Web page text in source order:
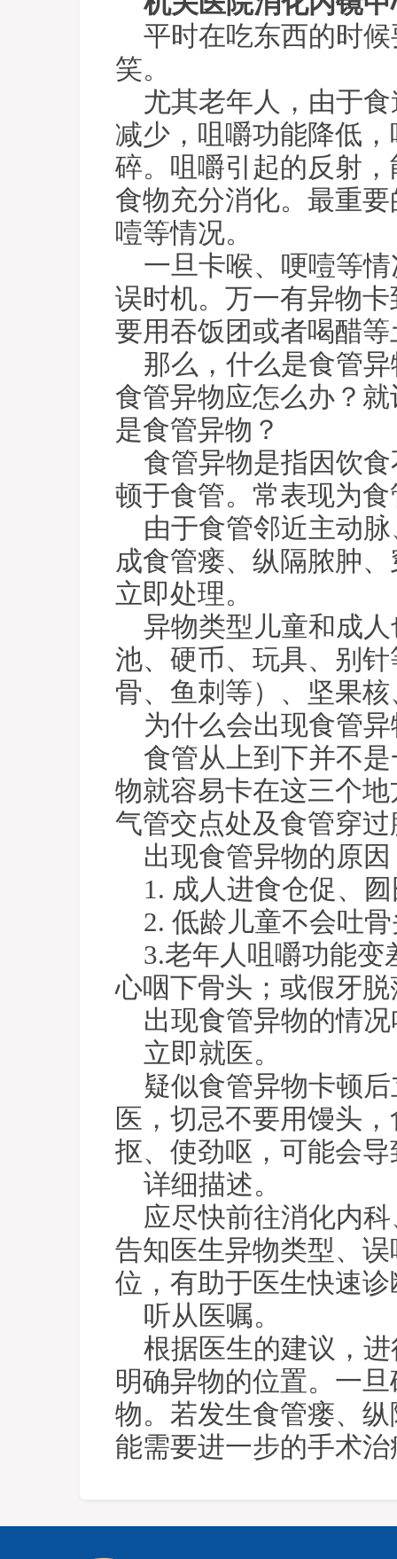
平时在吃东西的时
笑。
尤其老年人，由于
减少，咀嚼功能降低
碎。咀嚼引起的反射
食物充分消化。最重
噎等情况。
一旦卡喉、哽噎等
误时机。万一有异物
要用吞饭团或者喝醋
那么，什么是食管
食管异物应怎么办？
是食管异物？
食管异物是指因饮
顿于食管。常表现为
由于食管邻近主动
成食管瘘、纵隔脓肿
立即处理。
异物类型儿童和成
池、硬币、玩具、别
骨、鱼刺等）、坚果
为什么会出现食管
食管从上到下并不
物就容易卡在这三个
气管交点处及食管穿
出现食管异物的原因
1. 成人进食仓促、
2. 低龄儿童不会吐
3.老年人咀嚼功能
心咽下骨头；或假牙
出现食管异物的情
立即就医。
疑似食管异物卡顿
医，切忌不要用馒头
抠、使劲呕，可能会
详细描述。
应尽快前往消化内
告知医生异物类型、
位，有助于医生快速诊
听从医嘱。
根据医生的建议，
明确异物的位置。一
物。若发生食管瘘、
能需要进一步的手术治